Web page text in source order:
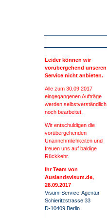
Leider können wir
vorübergehend unseren
Service nicht anbieten.
Alle zum 30.09.2017
eingegangenen Aufträge
werden selbstverständlich
noch bearbeitet.
Wir entschuldigen die
vorübergehenden
Unannehmlichkeiten und
freuen uns auf baldige
Rückkehr.
Ihr Team von
Auslandsvisum.de,
28.09.2017
Visum-Service-Agentur
Schieritzstrasse 33
D-10409 Berlin